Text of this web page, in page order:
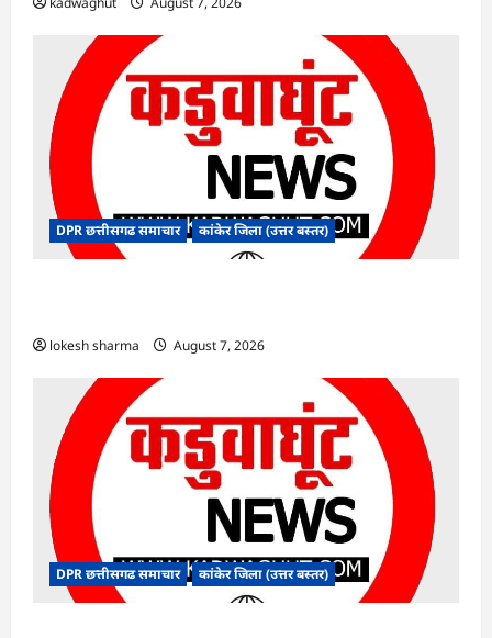
DPR छत्तीसगढ समाचार कांकेर जिला (उत्तर बस्तर)
lokesh sharma August 7, 2026
DPR छत्तीसगढ समाचार कांकेर जिला (उत्तर बस्तर)